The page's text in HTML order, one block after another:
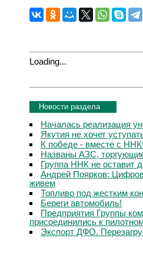
Loading...
Новости раздела
Началась реализация
Якутия не хочет
К победе - вместе с
Названы АЗС,
Группа ННК не оставит
Андрей Поярков:
живем
Топливо под жестким
Береги автомобиль!
Предприятия Группы
присоединились к
Экспорт ДФО.